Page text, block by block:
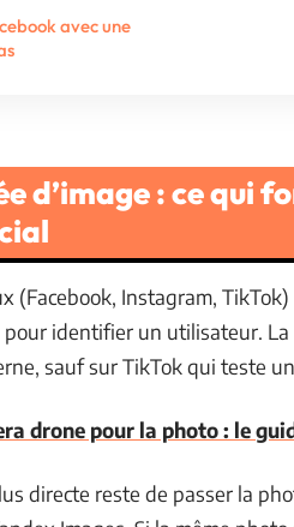
avec une
d’image : ce qui
(Facebook, Instagram,
identifier un utilisateur. La
sauf sur TikTok qui teste
drone pour la photo : le
directe reste de passer la